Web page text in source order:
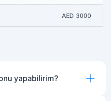
AED 3000
yapabilirim?